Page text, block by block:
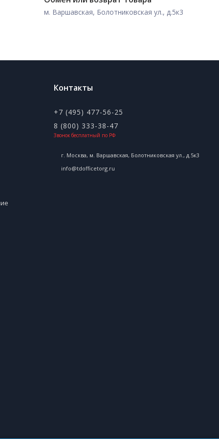
м. Варшавская, Болотниковская ул., д.5к3
Контакты
+7 (495) 477-56-25
8 (800) 333-38-47
Звонок бесплатный по РФ
г. Москва, м. Варшавская, Болотниковская ул., д.5к3
info@tdofficetorg.ru